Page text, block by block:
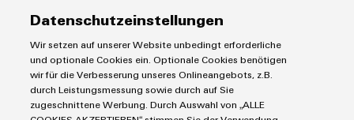
Industrial
Connectivity.
Koppelrelais
Leiterplattensteckverbinder und Leiterplattenklemmen
Markierungssysteme
Reihenklemmen
Stromversorgungen
Industrial IoT
Industrial Security
Single Pair Ethernet
Service
Connectivity Consulting
eShop / Digitale Bestellmöglichkeiten
Industrien
Datenschutzeinstellungen
Wir setzen auf unserer Website unbedingt erforderliche
und optionale Cookies ein. Optionale Cookies benötigen
wir für die Verbesserung unseres Onlineangebots, z.B.
durch Leistungsmessung sowie durch auf Sie
zugeschnittene Werbung. Durch Auswahl von „ALLE